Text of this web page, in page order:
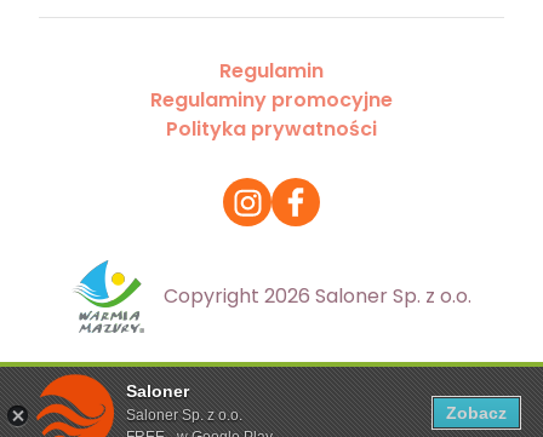
Saloner
Saloner Sp. z o.o.
Zobacz
Ta strona korzysta z plików cookies. Aby dowiedzieć się
więcej zapoznaj się zpolityką prywatności
Regulamin
Regulaminy promocyjne
Polityka prywatności
Copyright 2026 Saloner Sp. z o.o.